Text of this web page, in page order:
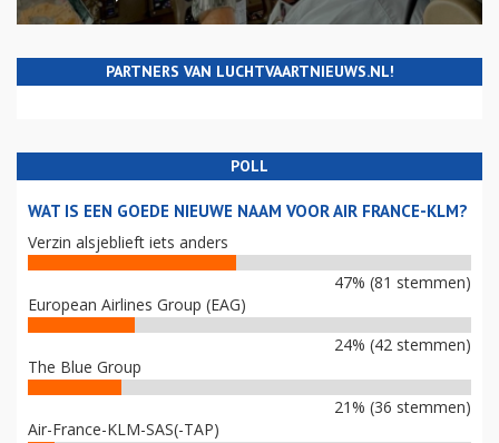
PARTNERS VAN LUCHTVAARTNIEUWS.NL!
POLL
WAT IS EEN GOEDE NIEUWE NAAM VOOR AIR FRANCE-KLM?
Verzin alsjeblieft iets anders
47% (81 stemmen)
European Airlines Group (EAG)
24% (42 stemmen)
The Blue Group
21% (36 stemmen)
Air-France-KLM-SAS(-TAP)